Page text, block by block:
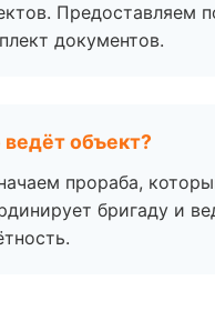
Предоставляем
документов.
ведёт объект?
прораба,
бригаду и